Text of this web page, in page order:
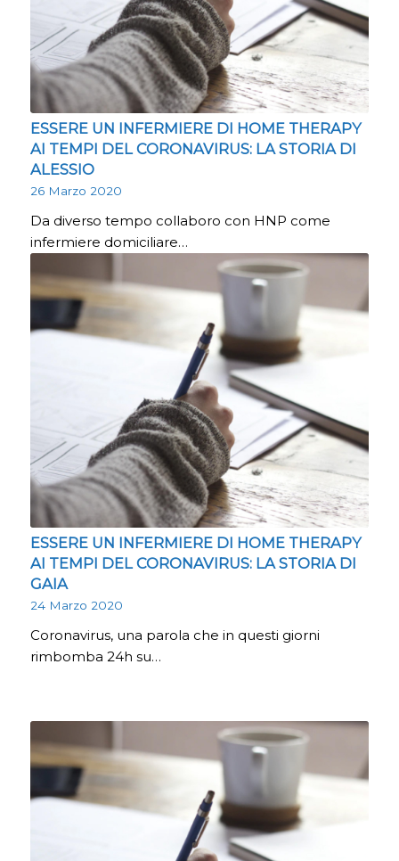
ESSERE UN INFERMIERE DI HOME THERAPY
AI TEMPI DEL CORONAVIRUS: LA STORIA DI
ALESSIO
26 Marzo 2020
Da diverso tempo collaboro con HNP come
infermiere domiciliare…
ESSERE UN INFERMIERE DI HOME THERAPY
AI TEMPI DEL CORONAVIRUS: LA STORIA DI
GAIA
24 Marzo 2020
Coronavirus, una parola che in questi giorni
rimbomba 24h su…